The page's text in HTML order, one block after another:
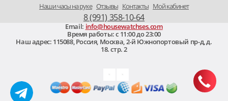
Наши часы на руке Отзывы Контакты Мой кабинет
8 (991) 358-10-64
Email: info@housewatchses.com
Время работы: c 11:00 до 23:00
Наш адрес: 115088, Россия, Москва 2-й Южнопортовый пр-д, д.
18. стр. 2